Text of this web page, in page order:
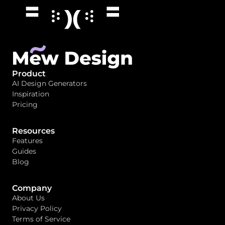
Product
AI Design Generators
Inspiration
Pricing
Resources
Features
Guides
Blog
Company
About Us
Privacy Policy
Terms of Service